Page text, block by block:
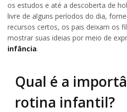
os estudos e até a descoberta de
livre de alguns períodos do dia,
recursos certos, os pais deixam os
mostrar suas ideias por meio de
infância.
Qual é a
rotina infantil?